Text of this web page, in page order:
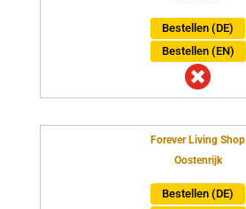
Bestellen (DE)
Bestellen (EN)

Forever Living Shop
Oostenrijk
Bestellen (DE)